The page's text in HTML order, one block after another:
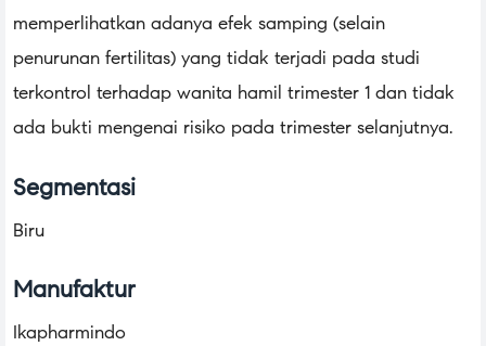
memperlihatkan adanya efek samping (selain
penurunan fertilitas) yang tidak terjadi pada studi
terkontrol terhadap wanita hamil trimester 1 dan tidak
ada bukti mengenai risiko pada trimester selanjutnya.
Segmentasi
Biru
Manufaktur
Ikapharmindo